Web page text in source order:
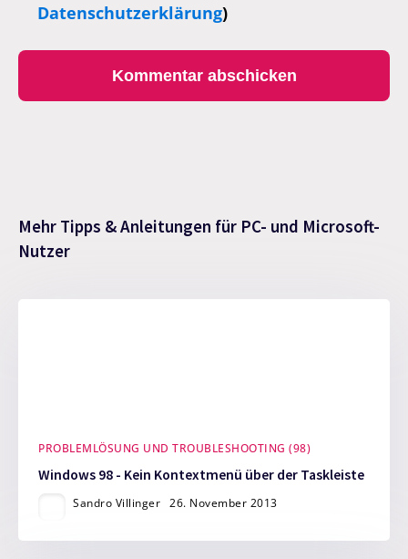
Datenschutzerklärung)
Mehr Tipps & Anleitungen für PC- und Microsoft-
Nutzer
PROBLEMLÖSUNG UND TROUBLESHOOTING (98)
Windows 98 - Kein Kontextmenü über der Taskleiste
Sandro Villinger 26. November 2013